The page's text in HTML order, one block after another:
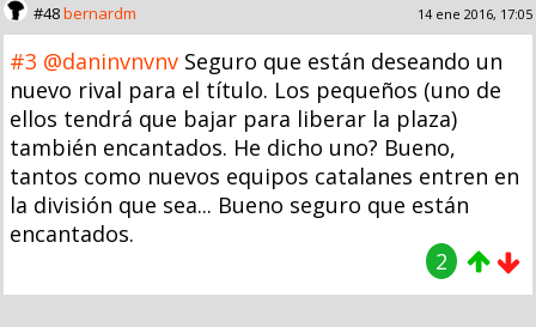
#48bernardm 14 ene 2016, 17:05
#3 @daninvnvnv Seguro que están deseando un
nuevo rival para el título. Los pequeños (uno de
ellos tendrá que bajar para liberar la plaza)
también encantados. He dicho uno? Bueno,
tantos como nuevos equipos catalanes entren en
la división que sea... Bueno seguro que están
encantados.
2